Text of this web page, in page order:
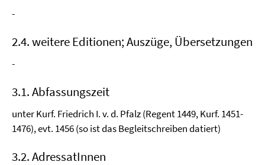
-
2.4. weitere Editionen; Auszüge, Übersetzungen
-
3.1. Abfassungszeit
unter Kurf. Friedrich I. v. d. Pfalz (Regent 1449, Kurf. 1451-
1476), evt. 1456 (so ist das Begleitschreiben datiert)
3.2. AdressatInnen